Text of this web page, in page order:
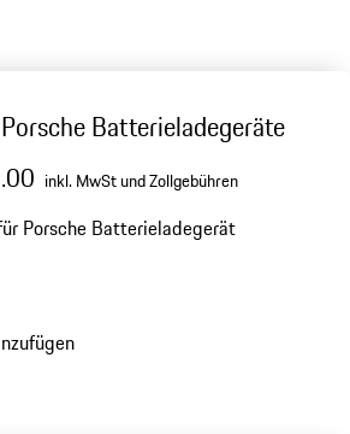
Batterieladegeräte
inkl. MwSt und Zollgebühren
Porsche Batterieladegerät